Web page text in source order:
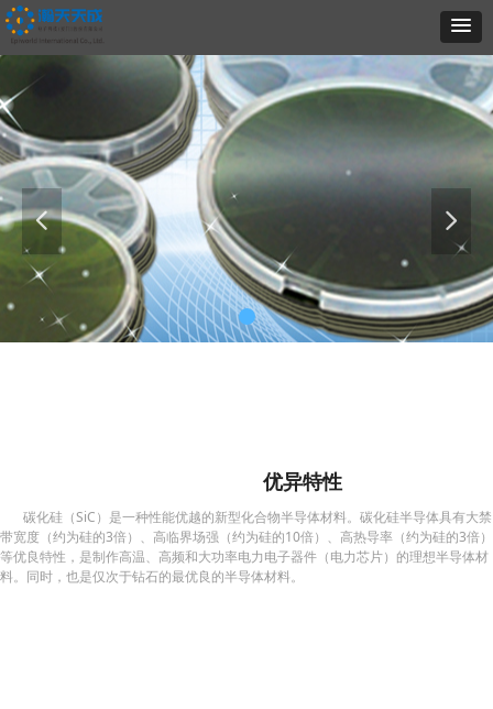
넳 넲
碳化硅（SiC）是一种性能优越的新型化合物半导体材料。碳化硅半导体具有大禁
带宽度（约为硅的3倍）、高临界场强（约为硅的10倍）、高热导率（约为硅的3倍）
等优良特性，是制作高温、高频和大功率电力电子器件（电力芯片）的理想半导体材
料。同时，也是仅次于钻石的最优良的半导体材料。
优异特性